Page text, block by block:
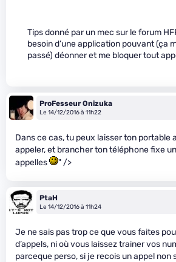
Tips donné par un mec sur le forum
besoin d’une application pouvant (ça
passé) déonner et me bloquer tout
ProFesseur Onizuka
Le 14/12/2016 à 11h22
Dans ce cas, tu peux laisser ton portable
appeler, et brancher ton téléphone fixe
appelles
" />
PtaH
Le 14/12/2016 à 11h24
Je ne sais pas trop ce que vous faites
d’appels, ni où vous laissez trainer vos
parceque perso, si je recois un appel